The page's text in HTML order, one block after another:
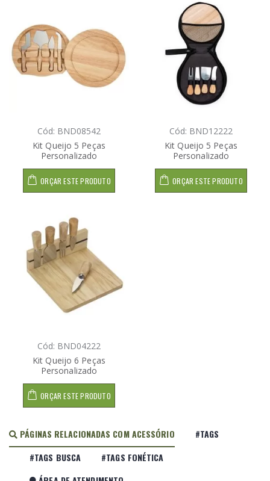
Cód: BND08542
Kit Queijo 5 Peças
Personalizado
ORÇAR ESTE PRODUTO
Cód: BND12222
Kit Queijo 5 Peças
Personalizado
ORÇAR ESTE PRODUTO
Cód: BND04222
Kit Queijo 6 Peças
Personalizado
ORÇAR ESTE PRODUTO
PÁGINAS RELACIONADAS COM ACESSÓRIO
#TAGS
#TAGS BUSCA
#TAGS FONÉTICA